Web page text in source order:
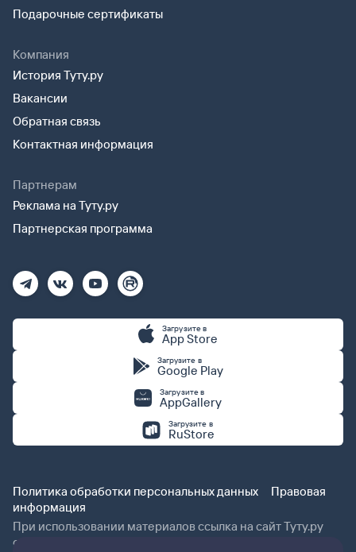
Подарочные сертификаты
Компания
История Туту.ру
Вакансии
Обратная связь
Контактная информация
Партнерам
Реклама на Туту.ру
Партнерская программа
Загрузите в
App Store
Загрузите в
Google Play
Загрузите в
AppGallery
Загрузите в
RuStore
Политика обработки персональных данных
Правовая
информация
При использовании материалов ссылка на сайт Туту.ру
обязательна.